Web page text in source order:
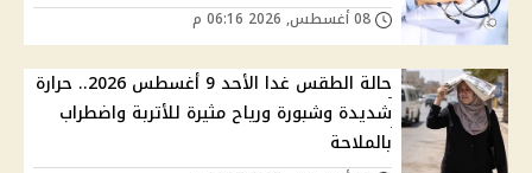
حالة الطقس غدا الأحد 9 أغسطس 2026.. حرارة
شديدة وشبورة ورياح مثيرة للأتربة واضطراب
بالملاحة